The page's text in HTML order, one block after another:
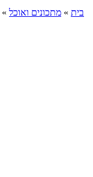
בית » מתכונים ואוכל »